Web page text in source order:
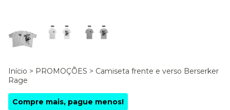
Início > PROMOÇÕES > Camiseta frente e verso Berserker
Rage
Compre mais, pague menos!